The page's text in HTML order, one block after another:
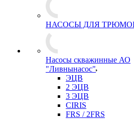
НАСОСЫ ДЛЯ
Насосы скважинные АО
"Ливнынасос"
ЭЦВ
2 ЭЦВ
3 ЭЦВ
CIRIS
FRS / 2FRS